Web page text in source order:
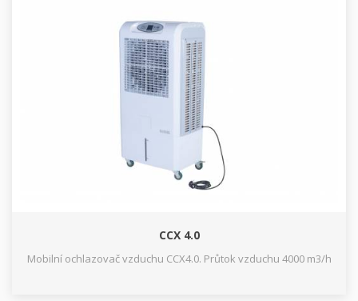
CCX 4.0
Mobilní ochlazovač vzduchu CCX4.0. Průtok vzduchu 4000 m3/h